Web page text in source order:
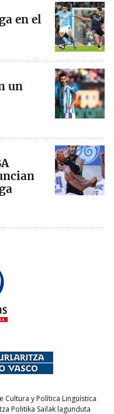
en el
un
y Política Lingüística
Politika Sailak lagunduta